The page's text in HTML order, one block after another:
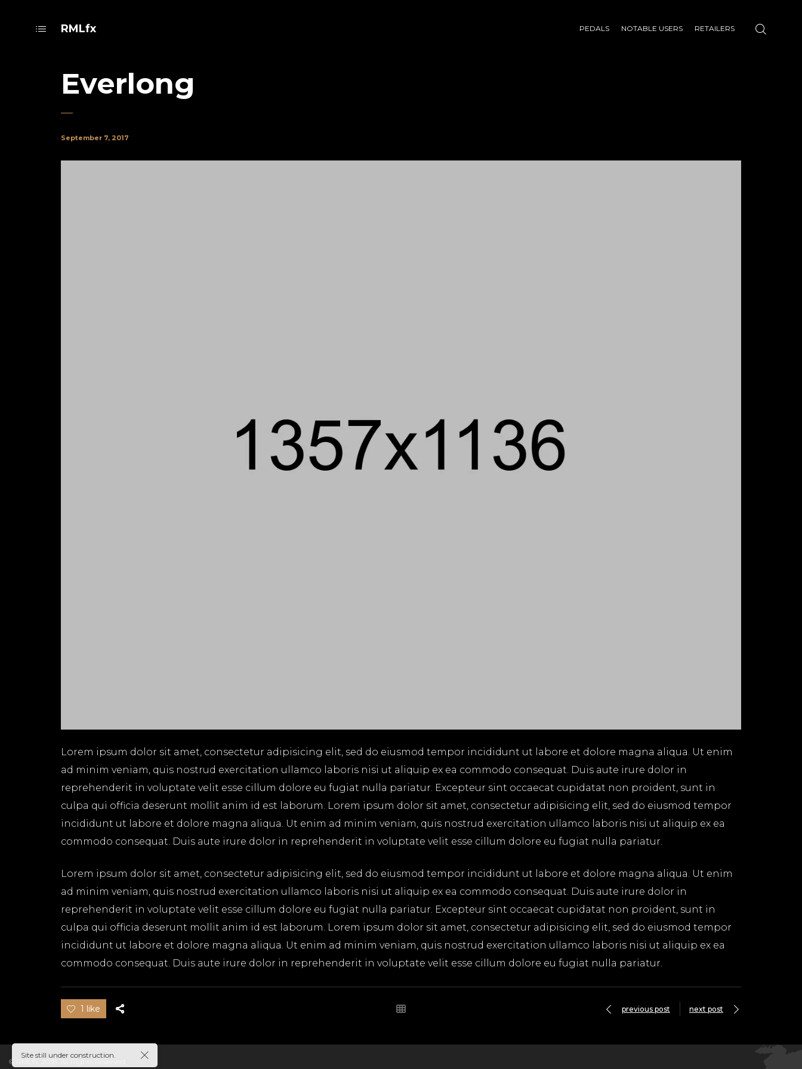
RMLfx PEDALS NOTABLE USERS RETAILERS
Everlong
September 7, 2017
Lorem ipsum dolor sit amet, consectetur adipisicing elit, sed do eiusmod tempor incididunt ut labore et dolore magna aliqua. Ut enim
ad minim veniam, quis nostrud exercitation ullamco laboris nisi ut aliquip ex ea commodo consequat. Duis aute irure dolor in
reprehenderit in voluptate velit esse cillum dolore eu fugiat nulla pariatur. Excepteur sint occaecat cupidatat non proident, sunt in
culpa qui officia deserunt mollit anim id est laborum. Lorem ipsum dolor sit amet, consectetur adipisicing elit, sed do eiusmod tempor
incididunt ut labore et dolore magna aliqua. Ut enim ad minim veniam, quis nostrud exercitation ullamco laboris nisi ut aliquip ex ea
commodo consequat. Duis aute irure dolor in reprehenderit in voluptate velit esse cillum dolore eu fugiat nulla pariatur.
Lorem ipsum dolor sit amet, consectetur adipisicing elit, sed do eiusmod tempor incididunt ut labore et dolore magna aliqua. Ut enim
ad minim veniam, quis nostrud exercitation ullamco laboris nisi ut aliquip ex ea commodo consequat. Duis aute irure dolor in
reprehenderit in voluptate velit esse cillum dolore eu fugiat nulla pariatur. Excepteur sint occaecat cupidatat non proident, sunt in
culpa qui officia deserunt mollit anim id est laborum. Lorem ipsum dolor sit amet, consectetur adipisicing elit, sed do eiusmod tempor
incididunt ut labore et dolore magna aliqua. Ut enim ad minim veniam, quis nostrud exercitation ullamco laboris nisi ut aliquip ex ea
commodo consequat. Duis aute irure dolor in reprehenderit in voluptate velit esse cillum dolore eu fugiat nulla pariatur.
1 like previous post next post
© RMLfx, 2038. All Rights Reserved.
Site still under construction.